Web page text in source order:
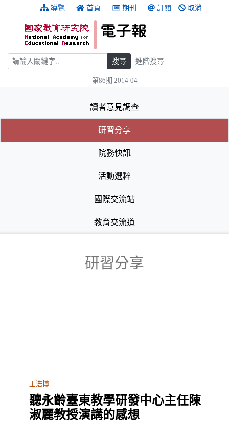
跳到主要內容 導覽 首頁 期刊 訂閱 取消
搜尋 搜尋 進階搜尋
第86期 2014-04
讀者意見調查
研習分享(目前選取的頁籤)
(目前選取的頁籤)
院務快訊
活動選粹
國際交流站
教育交流道
研習分享
王浩博
聽永齡臺東教學研發中心主任陳
淑麗教授演講的感想